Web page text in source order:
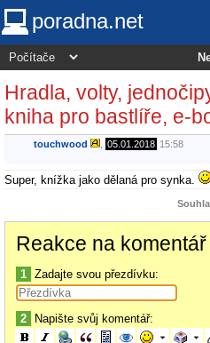
poradna.net
Hradla, volty,
kniha pro bastlíře, e-
touchwood 05.01.2018 15:58
Super, knížka jako dělaná pro synka.
Reakce na komentář
1 Zadajte svou přezdívku:
2 Napište svůj komentář: